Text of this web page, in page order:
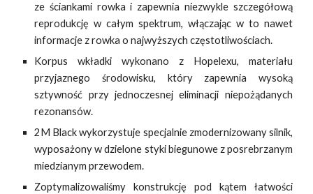
ze ściankami rowka i zapewnia niezwykle szczegółową
reprodukcję w całym spektrum, włączając w to nawet
informacje z rowka o najwyższych częstotliwościach.
Korpus wkładki wykonano z Hopelexu, materiału
przyjaznego środowisku, który zapewnia wysoką
sztywność przy jednoczesnej eliminacji niepożądanych
rezonansów.
2M Black wykorzystuje specjalnie zmodernizowany silnik,
wyposażony w dzielone styki biegunowe z posrebrzanym
miedzianym przewodem.
Zoptymalizowaliśmy konstrukcję pod kątem łatwości